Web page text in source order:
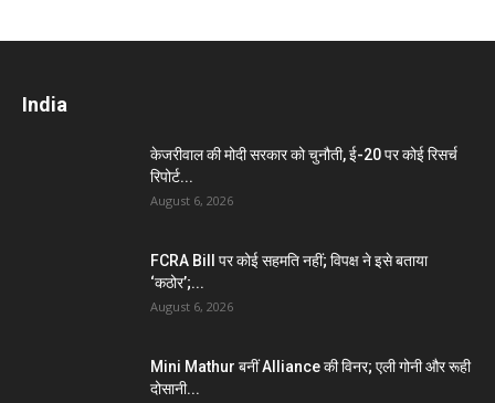
India
केजरीवाल की मोदी सरकार को चुनौती, ई-20 पर कोई रिसर्च
रिपोर्ट...
August 6, 2026
FCRA Bill पर कोई सहमति नहीं; विपक्ष ने इसे बताया
‘कठोर’;...
August 6, 2026
Mini Mathur बनीं Alliance की विनर; एली गोनी और रूही
दोसानी...